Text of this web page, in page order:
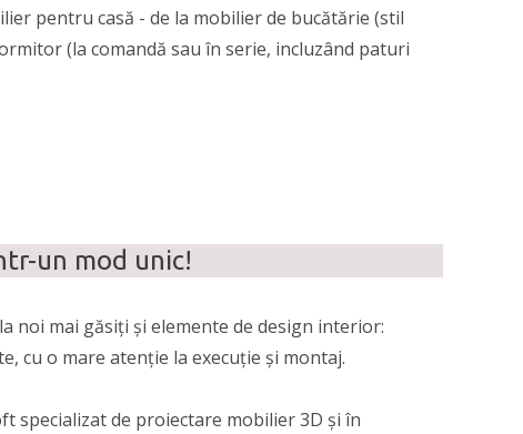
pentru casă - de la mobilier de bucătărie (stil
(la comandă sau în serie, incluzând paturi
un mod unic!
noi mai găsiți și elemente de design interior:
cu o mare atenție la execuție și montaj.
specializat de proiectare mobilier 3D și în